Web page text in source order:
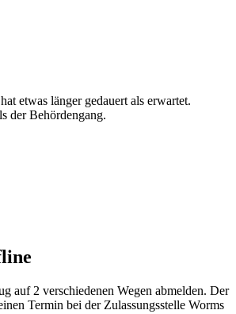
etwas länger gedauert als erwartet.
der Behördengang.
auf 2 verschiedenen Wegen abmelden. Der
Termin bei der Zulassungsstelle Worms